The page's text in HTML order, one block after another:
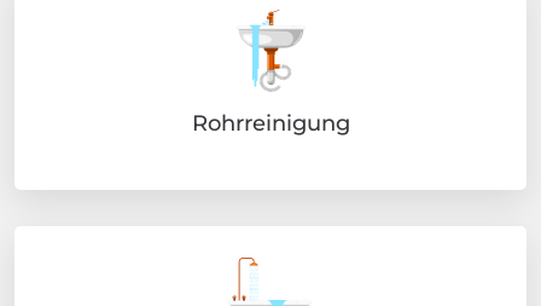
Rohrreinigung